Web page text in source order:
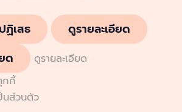
ปฏิเสธ
ดูรายละเอียด
ด
ดูรายละเอียด
กกี้
นส่วนตัว